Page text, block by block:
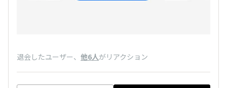
退会したユーザー、 他6人がリアクション